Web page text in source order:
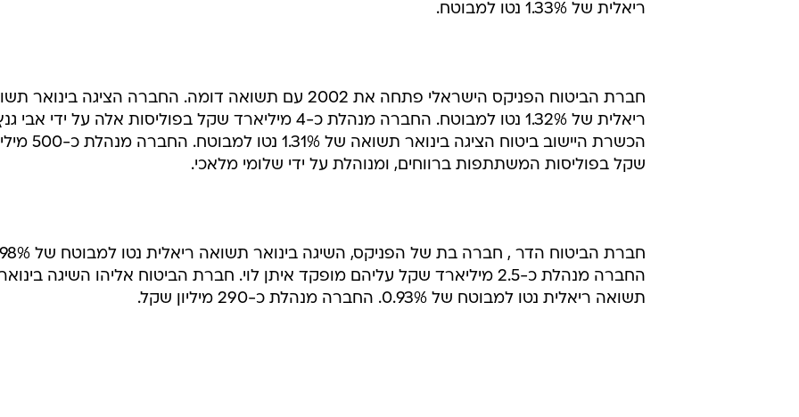
ריאלית של 1.33% נטו למבוטח.
חברת הביטוח הפניקס הישראלי פתחה את 2002 עם תשואה דומה. החברה הציגה בינואר
ריאלית של 1.32% נטו למבוטח. החברה מנהלת כ-4 מיליארד שקל בפוליסות אלה על ידי אבי
הכשרת היישוב ביטוח הציגה בינואר תשואה של 1.31% נטו
שקל בפוליסות המשתתפות ברווחים, ומנוהלת על ידי שלומי מלאכי.
החברה מנהלת כ-2.5 מיליארד שקל עליהם מופקד איתן לוי. חברת הביטוח אליהו השיגה
תשואה ריאלית נטו למבוטח של 0.93%. החברה מנהלת כ-290 מיליון שקל.